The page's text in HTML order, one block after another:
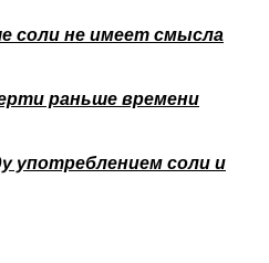
соли не имеет смысла
раньше времени
употреблением соли и